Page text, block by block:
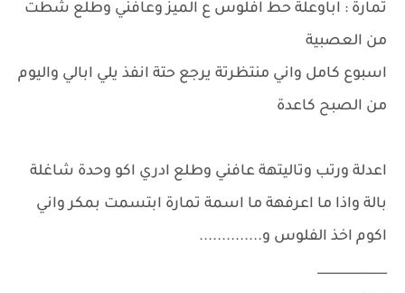
تمارة : اباوعلة حط افلوس ع الميز وعافني وطلع شطت
من العصبية
اسبوع كامل واني منتظرتة يرجع حتة انفذ يلي ابالي واليوم
من الصبح كاعدة
اعدلة ورتب وتاليتهة عافني وطلع ادري اكو وحدة شاغلة
بالة واذا ما اعرفهة ما اسمة تمارة ابتسمت بمكر واني
اكوم اخذ الفلوس و..............
___________